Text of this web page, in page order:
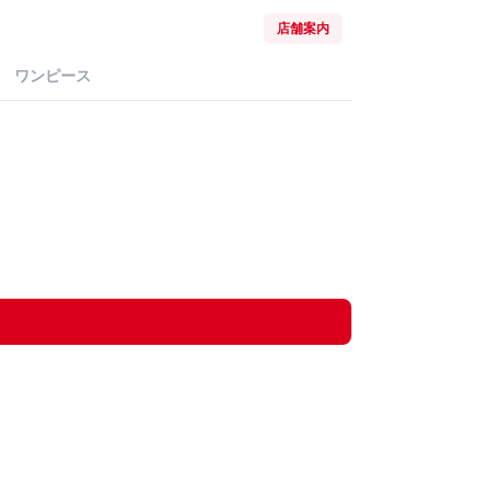
店舗案内
ワンピース